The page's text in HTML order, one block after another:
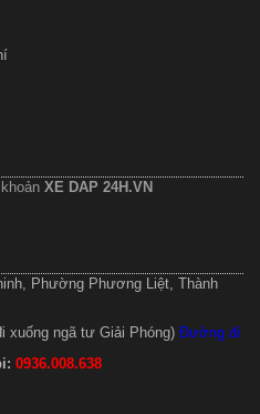
XE DAP 24H.VN
Phường Phương Liệt, Thành
xuống ngã tư Giải Phóng) Đường đi
0936.008.638